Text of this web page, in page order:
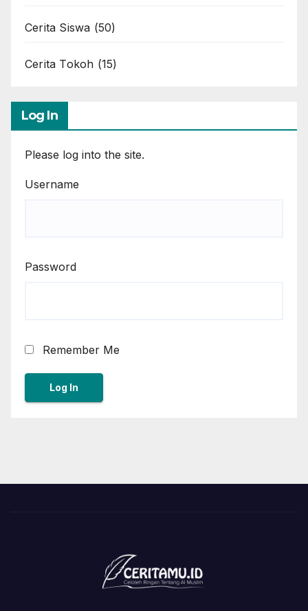
Cerita Siswa (50)
Cerita Tokoh (15)
Log In
Please log into the site.
Username
Password
Remember Me